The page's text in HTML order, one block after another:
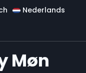
Nederlands
Møn